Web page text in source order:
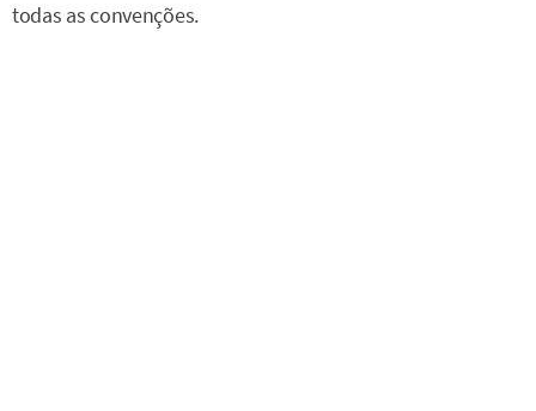
todas as convenções.